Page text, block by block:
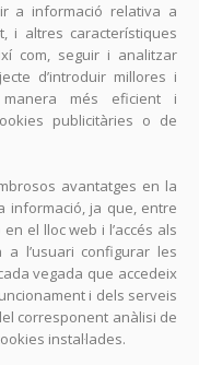
a informació relativa a
i altres característiques
com, seguir i analitzar
d’introduir millores i
més eficient i
publicitàries o de
avantatges en la
informació, ja que, entre
el lloc web i l’accés als
l’usuari configurar les
vegada que accedeix
i dels serveis
corresponent anàlisi de
instal·lades.